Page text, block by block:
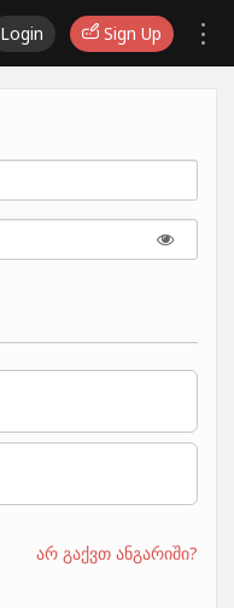
Login Sign Up
არ გაქვთ ანგარიში?